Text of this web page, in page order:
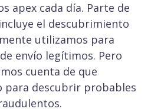
apex cada día. Parte de
el descubrimiento
utilizamos para
envío legítimos. Pero
cuenta de que
para descubrir probables